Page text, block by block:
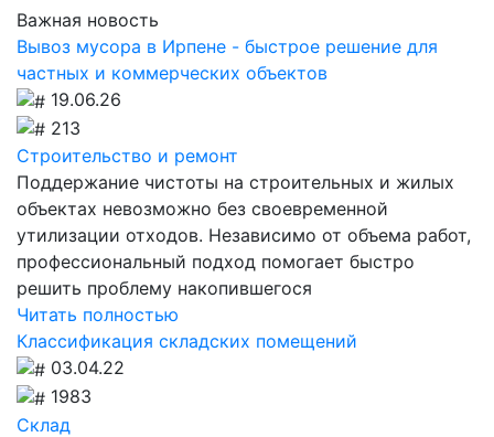
Важная новость
Вывоз мусора в Ирпене - быстрое решение для
частных и коммерческих объектов
19.06.26
213
Строительство и ремонт
Поддержание чистоты на строительных и жилых
объектах невозможно без своевременной
утилизации отходов. Независимо от объема работ,
профессиональный подход помогает быстро
решить проблему накопившегося
Читать полностью
Классификация складских помещений
03.04.22
1983
Склад